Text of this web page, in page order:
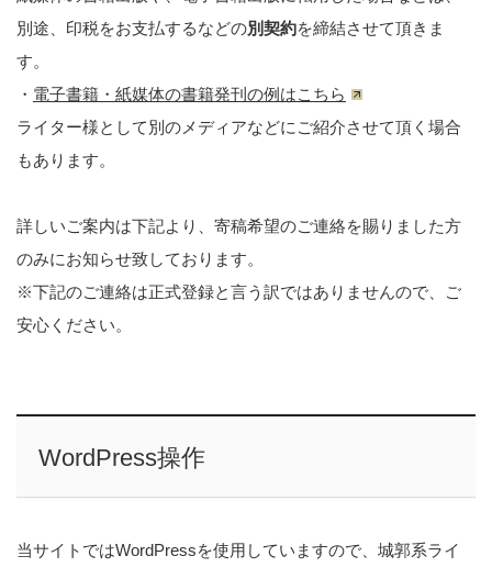
別途、印税をお支払するなどの別契約を締結させて頂きま
す。
・ 電子書籍・紙媒体の書籍発刊の例はこちら
ライター様として別のメディアなどにご紹介させて頂く場合
もあります。
詳しいご案内は下記より、寄稿希望のご連絡を賜りました方
のみにお知らせ致しております。
※下記のご連絡は正式登録と言う訳ではありませんので、ご
安心ください。
WordPress操作
当サイトではWordPressを使用していますので、城郭系ライ